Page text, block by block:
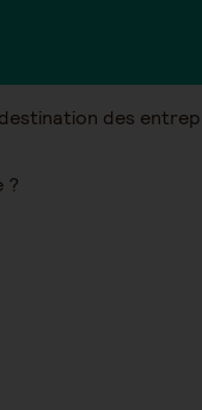
des
?